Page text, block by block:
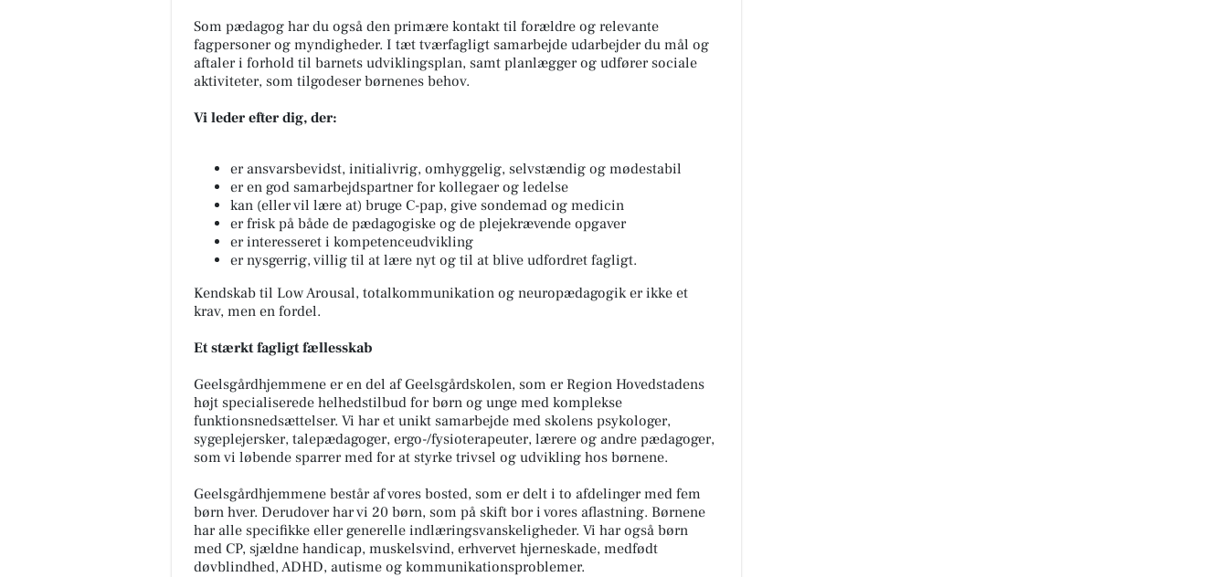
Som pædagog har du også den primære kontakt til forældre og relevante
fagpersoner og myndigheder. I tæt tværfagligt samarbejde udarbejder du mål og
aftaler i forhold til barnets udviklingsplan, samt planlægger og udfører sociale
aktiviteter, som tilgodeser børnenes behov.
Vi leder efter dig, der:
er ansvarsbevidst, initialivrig, omhyggelig, selvstændig og mødestabil
er en god samarbejdspartner for kollegaer og ledelse
kan (eller vil lære at) bruge C-pap, give sondemad og medicin
er frisk på både de pædagogiske og de plejekrævende opgaver
er interesseret i kompetenceudvikling
er nysgerrig, villig til at lære nyt og til at blive udfordret fagligt.
Kendskab til Low Arousal, totalkommunikation og neuropædagogik er ikke et
krav, men en fordel.
Et stærkt fagligt fællesskab
Geelsgårdhjemmene er en del af Geelsgårdskolen, som er Region Hovedstadens
højt specialiserede helhedstilbud for børn og unge med komplekse
funktionsnedsættelser. Vi har et unikt samarbejde med skolens psykologer,
sygeplejersker, talepædagoger, ergo-/fysioterapeuter, lærere og andre pædagoger,
som vi løbende sparrer med for at styrke trivsel og udvikling hos børnene.
Geelsgårdhjemmene består af vores bosted, som er delt i to afdelinger med fem
børn hver. Derudover har vi 20 børn, som på skift bor i vores aflastning. Børnene
har alle specifikke eller generelle indlæringsvanskeligheder. Vi har også børn
med CP, sjældne handicap, muskelsvind, erhvervet hjerneskade, medfødt
døvblindhed, ADHD, autisme og kommunikationsproblemer.